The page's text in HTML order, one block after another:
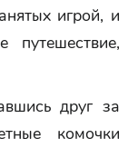
игрой, и
путешествие,
друг за
комочки